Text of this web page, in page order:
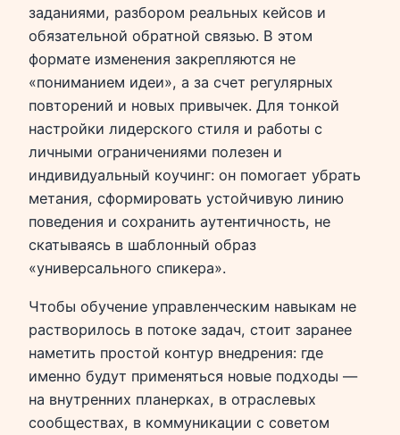
заданиями, разбором реальных кейсов и
обязательной обратной связью. В этом
формате изменения закрепляются не
«пониманием идеи», а за счет регулярных
повторений и новых привычек. Для тонкой
настройки лидерского стиля и работы с
личными ограничениями полезен и
индивидуальный коучинг: он помогает убрать
метания, сформировать устойчивую линию
поведения и сохранить аутентичность, не
скатываясь в шаблонный образ
«универсального спикера».
Чтобы обучение управленческим навыкам не
растворилось в потоке задач, стоит заранее
наметить простой контур внедрения: где
именно будут применяться новые подходы —
на внутренних планерках, в отраслевых
сообществах, в коммуникации с советом